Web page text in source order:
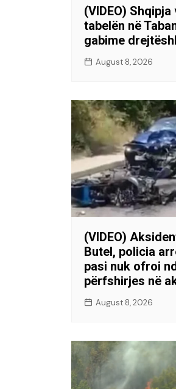
(VIDEO)
tabelën në
gabime
August 8, 2026
(VIDEO)
Butel, policia
pasi nuk ofroi
përfshirjes në
August 8, 2026